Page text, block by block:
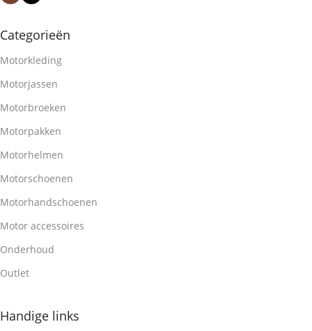
Categorieën
Motorkleding
Motorjassen
Motorbroeken
Motorpakken
Motorhelmen
Motorschoenen
Motorhandschoenen
Motor accessoires
Onderhoud
Outlet
Handige links